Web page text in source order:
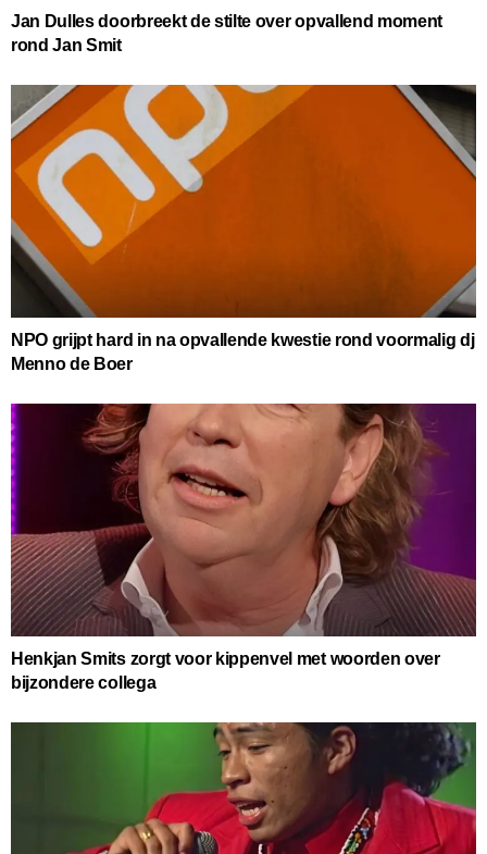
Jan Dulles doorbreekt de stilte over opvallend moment
rond Jan Smit
NPO grijpt hard in na opvallende kwestie rond voormalig dj
Menno de Boer
Henkjan Smits zorgt voor kippenvel met woorden over
bijzondere collega